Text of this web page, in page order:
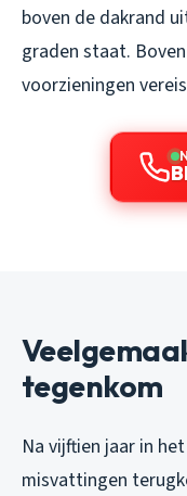
boven de dakrand
graden staat.
voorzieningen
tegenkom
Na vijftien jaar in
misvattingen